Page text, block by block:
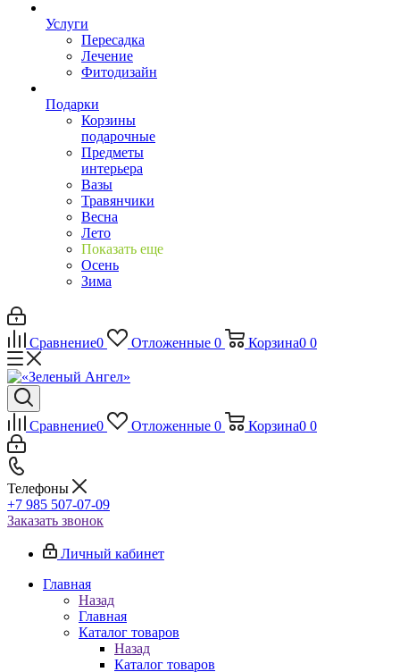
Услуги
Пересадка
Лечение
Фитодизайн
Подарки
Корзины
подарочные
Предметы
интерьера
Вазы
Травянчики
Весна
Лето
Показать еще
Осень
Зима
Сравнение0 Отложенные 0 Корзина0 0
Сравнение0 Отложенные 0 Корзина0 0
Телефоны
+7 985 507-07-09
Заказать звонок
Личный кабинет
Главная
Назад
Главная
Каталог товаров
Назад
Каталог товаров